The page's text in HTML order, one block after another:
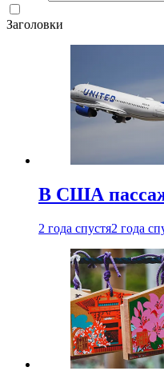
Заголовки
В США
2 года спустя2 года